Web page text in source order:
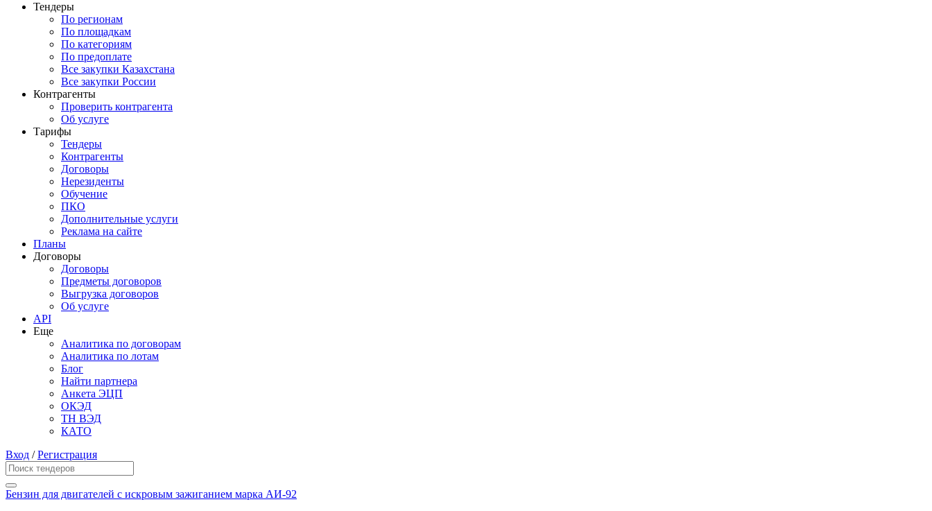
Тендеры
По регионам
По площадкам
По категориям
По предоплате
Все закупки Казахстана
Все закупки России
Контрагенты
Проверить контрагента
Об услуге
Тарифы
Тендеры
Контрагенты
Договоры
Нерезиденты
Обучение
ПКО
Дополнительные услуги
Реклама на сайте
Планы
Договоры
Договоры
Предметы договоров
Выгрузка договоров
Об услуге
API
Еще
Аналитика по договорам
Аналитика по лотам
Блог
Найти партнера
Анкета ЭЦП
ОКЭД
ТН ВЭД
КАТО
Вход /Регистрация
Бензин для двигателей с искровым зажиганием марка АИ-92